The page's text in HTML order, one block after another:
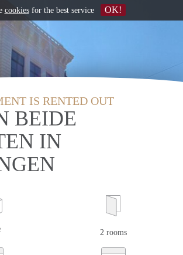
IS RENTED OUT
BEIDE
IN
2 rooms
cookiesfor the best service OK!